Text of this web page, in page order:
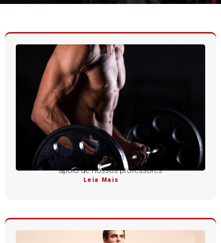
Aprenda a rosca direta com execução perfeita e
apoio de nossos professores
Leia Mais